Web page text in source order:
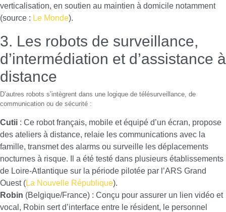
verticalisation, en soutien au maintien à domicile notamment
(source : Le Monde).
3. Les robots de surveillance,
d’intermédiation et d’assistance à
distance
D’autres robots s’intègrent dans une logique de télésurveillance, de
communication ou de sécurité :
Cutii : Ce robot français, mobile et équipé d’un écran, propose
des ateliers à distance, relaie les communications avec la
famille, transmet des alarms ou surveille les déplacements
nocturnes à risque. Il a été testé dans plusieurs établissements
de Loire-Atlantique sur la période pilotée par l’ARS Grand
Ouest (La Nouvelle République).
Robin (Belgique/France) : Conçu pour assurer un lien vidéo et
vocal, Robin sert d’interface entre le résident, le personnel